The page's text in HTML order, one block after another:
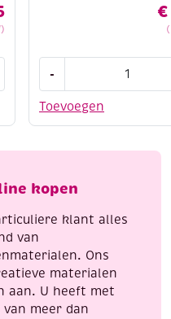
€
Toevoegen
-
acrylmarkers
pastel
kopen
klant alles
van
Ons
materialen
aan. U heeft met
meer dan